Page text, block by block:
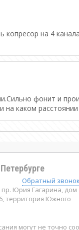
на 4
фонит и
каком
Обратный звонок
Юрия Гагарина, дом
территория Южного
могут не точно